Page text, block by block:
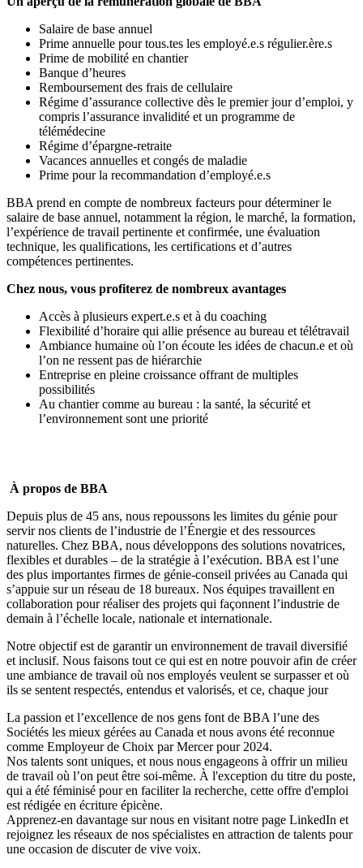
Salaire de base annuel
Prime annuelle pour tous.tes les employé.e.s régulier.ère.s
Prime de mobilité en chantier
Banque d’heures
Remboursement des frais de cellulaire
Régime d’assurance collective dès le premier jour d’emploi, y
compris l’assurance invalidité et un programme de
télémédecine
Régime d’épargne-retraite
Vacances annuelles et congés de maladie
Prime pour la recommandation d’employé.e.s
BBA prend en compte de nombreux facteurs pour déterminer le
salaire de base annuel, notamment la région, le marché, la formation,
l’expérience de travail pertinente et confirmée, une évaluation
technique, les qualifications, les certifications et d’autres
compétences pertinentes.
Chez nous, vous profiterez de nombreux avantages
Accès à plusieurs expert.e.s et à du coaching
Flexibilité d’horaire qui allie présence au bureau et télétravail
Ambiance humaine où l’on écoute les idées de chacun.e et où
l’on ne ressent pas de hiérarchie
Entreprise en pleine croissance offrant de multiples
possibilités
Au chantier comme au bureau : la santé, la sécurité et
l’environnement sont une priorité
À propos de BBA
Depuis plus de 45 ans, nous repoussons les limites du génie pour
servir nos clients de l’industrie de l’Énergie et des ressources
naturelles. Chez BBA, nous développons des solutions novatrices,
flexibles et durables – de la stratégie à l’exécution. BBA est l’une
des plus importantes firmes de génie-conseil privées au Canada qui
s’appuie sur un réseau de 18 bureaux. Nos équipes travaillent en
collaboration pour réaliser des projets qui façonnent l’industrie de
demain à l’échelle locale, nationale et internationale.
Notre objectif est de garantir un environnement de travail diversifié
et inclusif. Nous faisons tout ce qui est en notre pouvoir afin de créer
une ambiance de travail où nos employés veulent se surpasser et où
ils se sentent respectés, entendus et valorisés, et ce, chaque jour
La passion et l’excellence de nos gens font de BBA l’une des
Sociétés les mieux gérées au Canada et nous avons été reconnue
comme Employeur de Choix par Mercer pour 2024.
Nos talents sont uniques, et nous nous engageons à offrirun milieu
de travail où l’on peut être soi-même. À l'exception du titre du poste,
qui a été féminisé pour en faciliter la recherche, cette offre d'emploi
est rédigée en écriture épicène.
Apprenez-en davantage sur nous en visitant notre page LinkedIn et
rejoignez les réseaux de nos spécialistes en attraction de talents pour
une occasion de discuter de vive voix.